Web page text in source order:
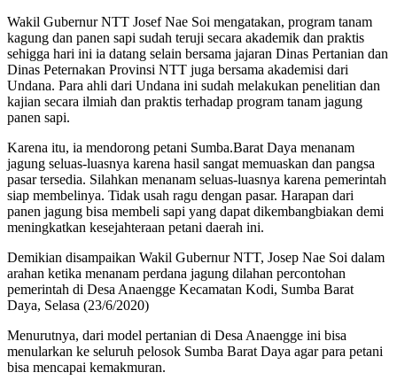
Wakil Gubernur NTT Josef Nae Soi mengatakan, program tanam
kagung dan panen sapi sudah teruji secara akademik dan praktis
sehigga hari ini ia datang selain bersama jajaran Dinas Pertanian dan
Dinas Peternakan Provinsi NTT juga bersama akademisi dari
Undana. Para ahli dari Undana ini sudah melakukan penelitian dan
kajian secara ilmiah dan praktis terhadap program tanam jagung
panen sapi.
Karena itu, ia mendorong petani Sumba.Barat Daya menanam
jagung seluas-luasnya karena hasil sangat memuaskan dan pangsa
pasar tersedia. Silahkan menanam seluas-luasnya karena pemerintah
siap membelinya. Tidak usah ragu dengan pasar. Harapan dari
panen jagung bisa membeli sapi yang dapat dikembangbiakan demi
meningkatkan kesejahteraan petani daerah ini.
Demikian disampaikan Wakil Gubernur NTT, Josep Nae Soi dalam
arahan ketika menanam perdana jagung dilahan percontohan
pemerintah di Desa Anaengge Kecamatan Kodi, Sumba Barat
Daya, Selasa (23/6/2020)
Menurutnya, dari model pertanian di Desa Anaengge ini bisa
menularkan ke seluruh pelosok Sumba Barat Daya agar para petani
bisa mencapai kemakmuran.